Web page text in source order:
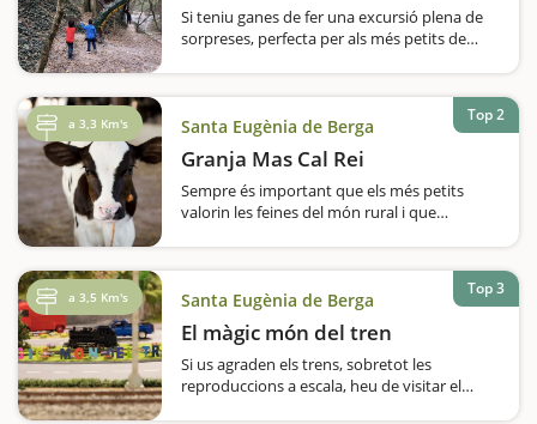
Si teniu ganes de fer una excursió plena de
sorpreses, perfecta per als més petits de
anireu trobant animals i altres figures de
fusta, com ara…
a 3,3 Km's Santa Eugènia de Berga
Granja Mas Cal Rei
Sempre és important que els més petits
valorin les feines del món rural i que
interessant visita en família és la que…
Top 2
a 3,5 Km's Santa Eugènia de Berga
El màgic món del tren
Si us agraden els trens, sobretot les
reproduccions a escala, heu de visitar el
Top 3